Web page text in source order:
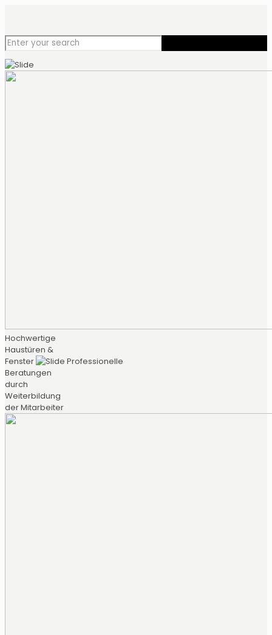
Hochwertige
Haustüren &
Fenster
Professionelle
Beratungen
durch
Weiterbildung
der Mitarbeiter